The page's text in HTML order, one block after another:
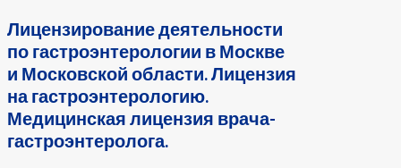
Лицензирование деятельности
по гастроэнтерологии в Москве
и Московской области. Лицензия
на гастроэнтерологию.
Медицинская лицензия врача-
гастроэнтеролога.